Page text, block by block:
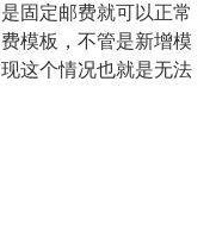
固定邮费就可以正常
模板，不管是新增模
这个情况也就是无法